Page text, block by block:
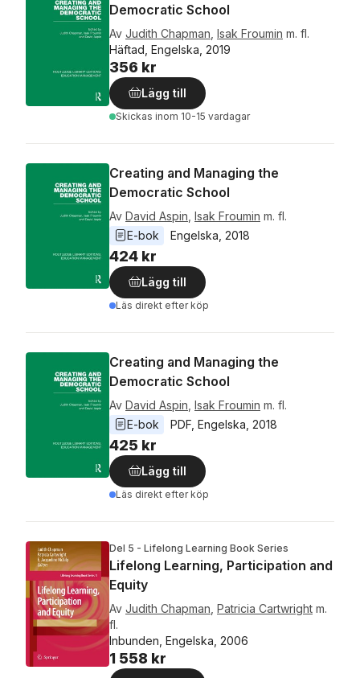
Democratic School
Av Judith Chapman Isak Froumin m. fl.
Häftad, Engelska, 2019
356 kr
Lägg till
Skickas inom 10-15 vardagar
Creating and Managing the
Democratic School
Av David Aspin Isak Froumin m. fl.
E-bok
Engelska 2018
424 kr
Lägg till
Läs direkt efter köp
Creating and Managing the
Democratic School
Av David Aspin Isak Froumin m. fl.
E-bok
PDF Engelska 2018
425 kr
Lägg till
Läs direkt efter köp
Del 5 - Lifelong Learning Book Series
Lifelong Learning, Participation and
Equity
Av Judith Chapman Patricia Cartwright m.
fl.
Inbunden, Engelska, 2006
1 558 kr